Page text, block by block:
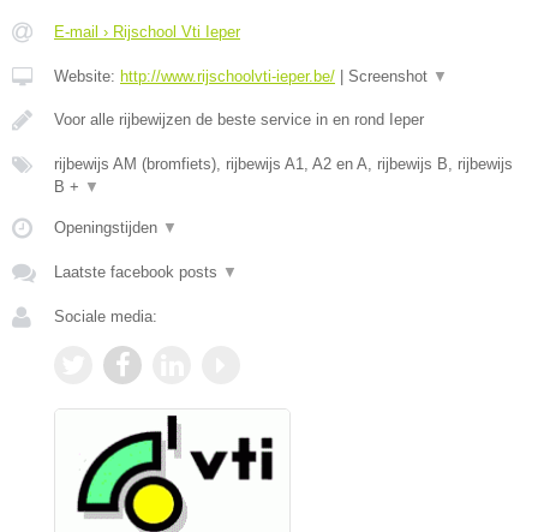
E-mail › Rijschool Vti Ieper
Website: http://www.rijschoolvti-ieper.be/ Screenshot ▼
Voor alle rijbewijzen de beste service in en rond Ieper
rijbewijs AM (bromfiets), rijbewijs A1, A2 en A, rijbewijs B, rijbewijs
B + ▼
Openingstijden ▼
Laatste facebook posts ▼
Sociale media: